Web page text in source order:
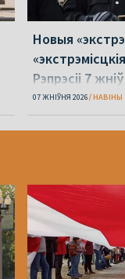
Новыя
Рэпрэсіі 7
07 ЖНІЎНЯ 2026 НАВІНЫ